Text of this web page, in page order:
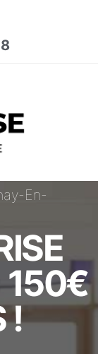
En-
150€
!